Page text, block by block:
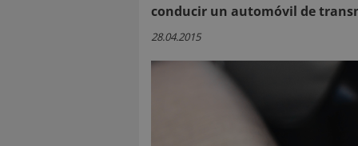
conducir un automóvil de
28.04.2015